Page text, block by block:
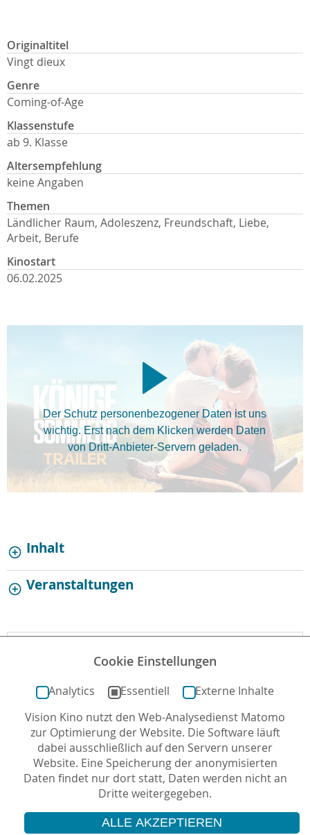
Originaltitel
Vingt dieux
Genre
Coming-of-Age
Klassenstufe
ab 9. Klasse
Altersempfehlung
keine Angaben
Themen
Ländlicher Raum, Adoleszenz, Freundschaft, Liebe,
Arbeit, Berufe
Kinostart
06.02.2025
Der Schutz personenbezogener Daten ist uns
wichtig. Erst nach dem Klicken werden Daten
von Dritt-Anbieter-Servern geladen.
Inhalt
Veranstaltungen
letzte Aktualisierung: 27.10.2025
© 2026 Vision Kino
Cookie Einstellungen
Analytics Essentiell
Externe Inhalte
Vision Kino nutzt den Web-Analysedienst Matomo
zur Optimierung der Website. Die Software läuft
dabei ausschließlich auf den Servern unserer
Website. Eine Speicherung der anonymisierten
Daten findet nur dort statt, Daten werden nicht an
Dritte weitergegeben.
ALLE AKZEPTIEREN